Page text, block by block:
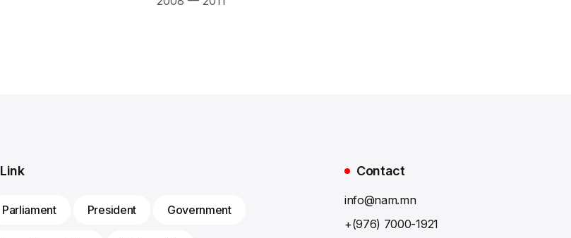
Link
Parliament President Government
Contact
info@nam.mn
+(976) 7000-1921